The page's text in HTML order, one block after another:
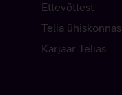
Ettevõttest
Telia ühiskonnas
Karjäär Telias